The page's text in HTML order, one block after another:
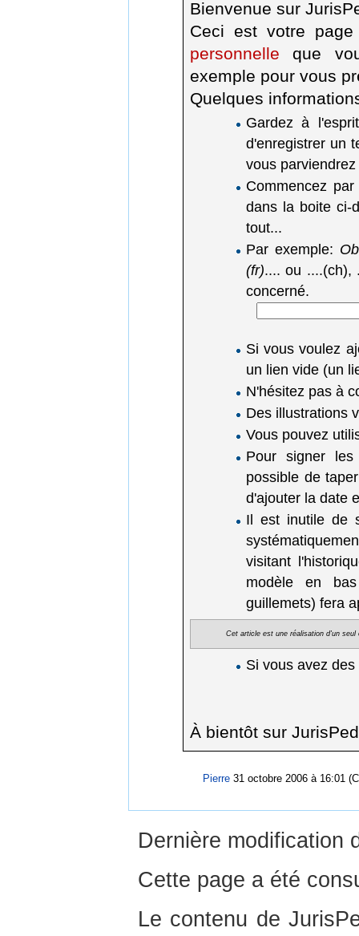
Bienvenue sur
Ceci est votre
personnelle que
exemple pour vous
Quelques
Gardez à
d'enregistrer un
vous
Commencez
dans la boite ci-
tout...
Par exemple:
(fr).... ou ....(ch),
concerné.
Si vous voulez
un lien vide (un
N'hésitez pas à
Des illustrations
Vous pouvez
Pour signer
possible de
d'ajouter la date
Il est inutile de
visitant
modèle en
guillemets) fera
Cet article est une réalisation d'un
Si vous avez
À bientôt sur
Pierre 31 octobre 2006 à 16:01
Dernière modification
Cette page a été
Le contenu de